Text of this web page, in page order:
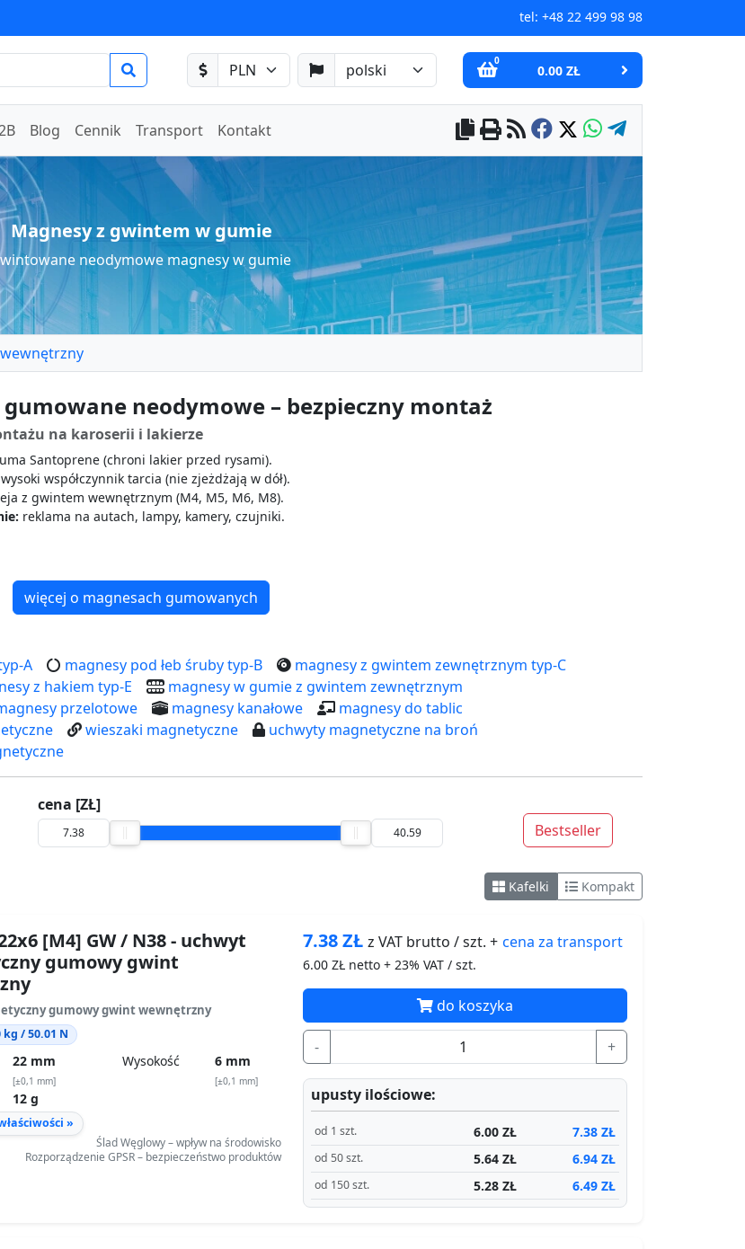
tel: +48 22 499 98 98
0
0.00 ZŁ
Blog Cennik Transport Kontakt
Magnesy z gwintem w gumie
neodymowe magnesy w gumie
neodymowe – bezpieczny montaż
na karoserii i lakierze
Santoprene (chroni lakier przed rysami).
wysoki współczynnik tarcia (nie zjeżdżają w dół).
z gwintem wewnętrznym (M4, M5, M6, M8).
reklama na autach, lampy, kamery, czujniki.
więcej o magnesach gumowanych
A magnesy pod łeb śruby typ-B
magnesy z gwintem zewnętrznym typ-C
z hakiem typ-E
magnesy w gumie z gwintem zewnętrznym
przelotowe magnesy kanałowe
magnesy do tablic
wieszaki magnetyczne
uchwyty magnetyczne na broń
cena [ZŁ]
Bestseller
Kafelki Kompakt
[M4] GW / N38 - uchwyt
gumowy gwint
gumowy gwint wewnętrzny
kg / 50.01 N
22 mm
[±0,1 mm]
Wysokość 6 mm
[±0,1 mm]
12 g
»
Ślad Węglowy – wpływ na środowisko
Rozporządzenie GPSR – bezpieczeństwo produktów
7.38ZŁz VAT brutto / szt. + cena za transport
6.00 ZŁ netto + 23% VAT / szt.
- +
do koszyka
upusty ilościowe:
od 1 szt. 6.00 ZŁ 7.38 ZŁ
od 50 szt. 5.64 ZŁ 6.94 ZŁ
od 150 szt. 5.28 ZŁ 6.49 ZŁ